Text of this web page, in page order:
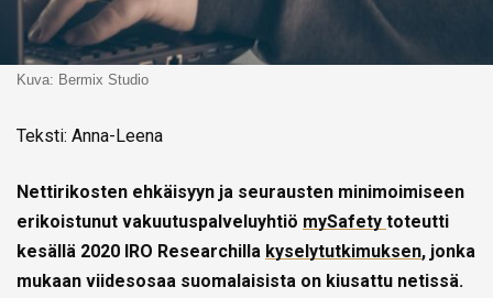
Kuva: Bermix Studio
Teksti: Anna-Leena
Nettirikosten ehkäisyyn ja seurausten minimoimiseen
erikoistunut vakuutuspalveluyhtiö mySafety toteutti
kesällä 2020 IRO Researchilla kyselytutkimuksen, jonka
mukaan viidesosaa suomalaisista on kiusattu netissä.